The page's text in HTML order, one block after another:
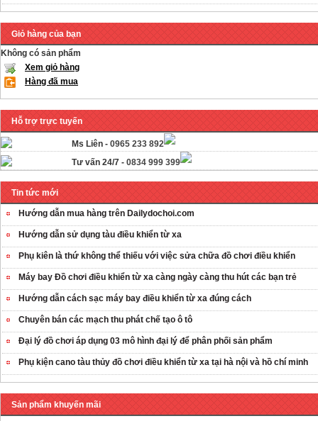
Giỏ hàng của bạn
Không có sản phẩm
Xem giỏ hàng
Hàng đã mua
Hỗ trợ trực tuyến
Ms Liên - 0965 233 892
Tư vấn 24/7 - 0834 999 399
Tin tức mới
Hướng dẫn mua hàng trên Dailydochoi.com
Hướng dẫn sử dụng tàu điều khiển từ xa
Phụ kiên là thứ không thể thiếu với việc sửa chữa đồ chơi điều khiển
Máy bay Đồ chơi điều khiển từ xa càng ngày càng thu hút các bạn trẻ
Hướng dẫn cách sạc máy bay điều khiển từ xa đúng cách
Chuyên bán các mạch thu phát chế tạo ô tô
Đại lý đồ chơi áp dụng 03 mô hình đại lý để phân phối sản phẩm
Phụ kiện cano tàu thủy đồ chơi điều khiển từ xa tại hà nội và hồ chí minh
Sản phẩm khuyến mãi
OT35 robot lắp